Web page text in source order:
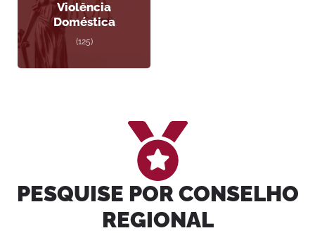
Violência
Doméstica
(125)
PESQUISE POR CONSELHO
REGIONAL